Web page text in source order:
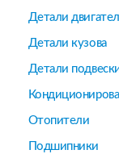
Детали
Детали кузова
Детали
Отопители
Подшипники